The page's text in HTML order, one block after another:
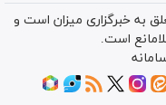
به خبرگزاری میزان است و
است.